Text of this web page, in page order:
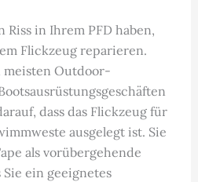
in Ihrem PFD haben,
Flickzeug reparieren.
meisten Outdoor-
dass das Flickzeug für
ausgelegt ist. Sie
als vorübergehende
ein geeignetes